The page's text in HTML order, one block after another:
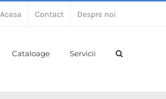
Acasa Contact Despre noi
Cataloage Servicii